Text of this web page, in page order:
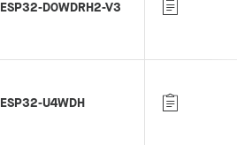
ESP32-D0WDRH2-V3
ESP32-U4WDH